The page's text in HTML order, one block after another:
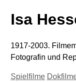
Isa
1917-2003.
Fotografin und
Spielfilme